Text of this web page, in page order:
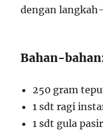
dengan
Bahan-
250 gram
1 sdt ragi
1 sdt gula pasir